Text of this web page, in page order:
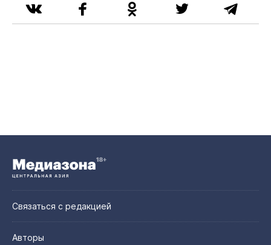
Связаться с редакцией
Авторы